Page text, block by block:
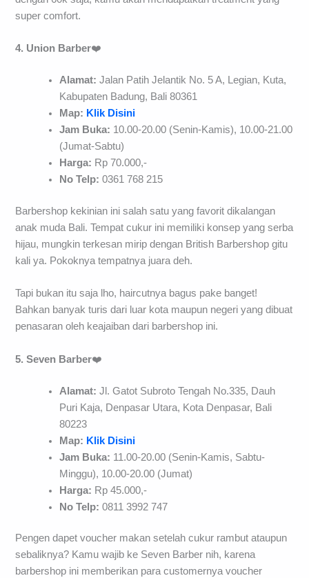
super comfort.
4. Union Barber❤️
Alamat: Jalan Patih Jelantik No. 5 A, Legian, Kuta,
Kabupaten Badung, Bali 80361
Map: Klik Disini
Jam Buka: 10.00-20.00 (Senin-Kamis), 10.00-21.00
(Jumat-Sabtu)
Harga: Rp 70.000,-
No Telp:0361 768 215
Barbershop kekinian ini salah satu yang favorit dikalangan
anak muda Bali. Tempat cukur ini memiliki konsep yang serba
hijau, mungkin terkesan mirip dengan British Barbershop gitu
kali ya. Pokoknya tempatnya juara deh.
Tapi bukan itu saja lho, haircutnya bagus pake banget!
Bahkan banyak turis dari luar kota maupun negeri yang dibuat
penasaran oleh keajaiban dari barbershop ini.
5. Seven Barber❤️
Alamat: Jl. Gatot Subroto Tengah No.335, Dauh
Puri Kaja, Denpasar Utara, Kota Denpasar, Bali
80223
Map: Klik Disini
Jam Buka: 11.00-20.00 (Senin-Kamis, Sabtu-
Minggu), 10.00-20.00 (Jumat)
Harga: Rp 45.000,-
No Telp:0811 3992 747
Pengen dapet voucher makan setelah cukur rambut ataupun
sebaliknya? Kamu wajib ke Seven Barber nih, karena
barbershop ini memberikan para customernya voucher